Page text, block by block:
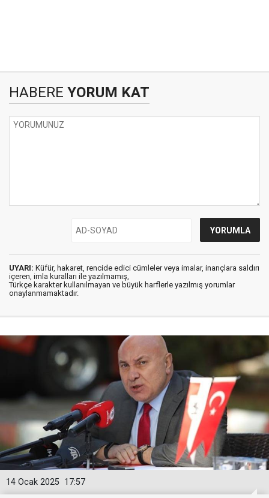
HABERE YORUM KAT
UYARI: Küfür, hakaret, rencide edici cümleler veya imalar, inançlara saldırı
içeren, imla kuralları ile yazılmamış,
Türkçe karakter kullanılmayan ve büyük harflerle yazılmış yorumlar
onaylanmamaktadır.
17:57
14 Ocak 2025